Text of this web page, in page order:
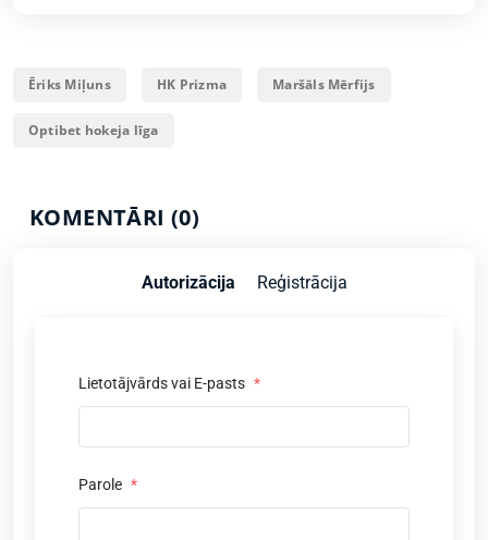
Ēriks Miļuns HK Prizma Maršāls Mērfijs
Optibet hokeja līga
KOMENTĀRI (0)
Autorizācija Reģistrācija
Lietotājvārds vai E-pasts *
Parole *